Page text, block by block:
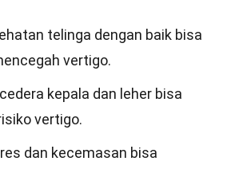
telinga dengan baik bisa
vertigo.
kepala dan leher bisa
vertigo.
dan kecemasan bisa